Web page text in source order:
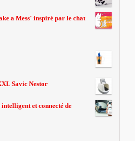
a Mess' inspiré par le chat
Savic Nestor
et connecté de